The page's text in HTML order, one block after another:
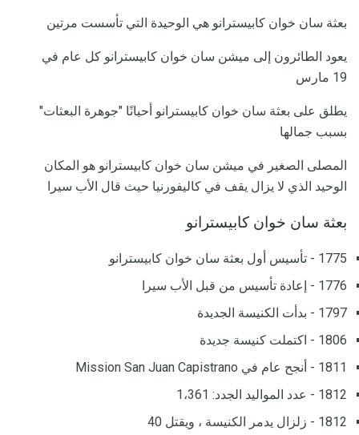
بعثة سان خوان كابيسترانو هي الوحيدة التي تأسست مرتين
يعود الطائرون إلى ميشن سان خوان كابيسترانو كل عام في
19 مارس
يطلق على بعثة سان خوان كابيسترانو أحيانًا "جوهرة البعثات"
بسبب جمالها
المصلى الصغير في ميشن سان خوان كابيسترانو هو المكان
الوحيد الذي لا يزال يقف في كاليفورنيا حيث قال الأب سيرا
بعثة سان خوان كابيسترانو
1775 - تأسيس أول بعثة سان خوان كابيسترانو
1776 - إعادة تأسيس من قبل الأب سيرا
1797 - بدأت الكنيسة الجديدة
1806 - اكتملت كنيسة جديدة
1811 - أنجح عام في Mission San Juan Capistrano
1812 - عدد المواليد الجدد: 1،361
1812 - زلزال يدمر الكنيسة ، ويقتل 40